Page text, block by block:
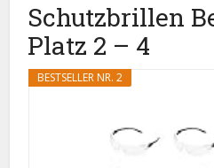
Schutzbrillen
Platz 2 – 4
BESTSELLER NR. 2